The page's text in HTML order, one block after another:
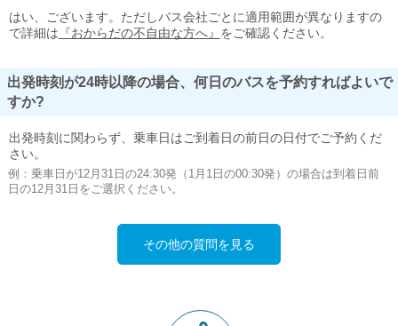
はい、ございます。ただしバス会社ごとに適用範囲が異なりますの
で詳細は 『おからだの不自由な方へ』 をご確認ください。
出発時刻が24時以降の場合、何日のバスを予約すればよいで
すか?
出発時刻に関わらず、乗車日はご到着日の前日の日付でご予約くだ
さい。
例：乗車日が12月31日の24:30発（1月1日の00:30発）の場合は到着日前
日の12月31日をご選択ください。
その他の質問を見る